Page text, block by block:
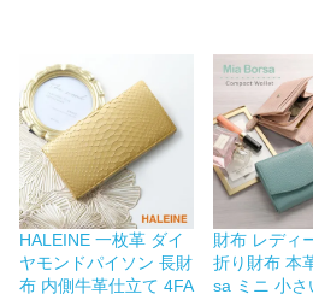
HALEINE 一枚革 ダイ
ヤモンドパイソン 長財
布 内側牛革仕立て 4FA
財布 レディ
折り財布 本
sa ミニ 小さ